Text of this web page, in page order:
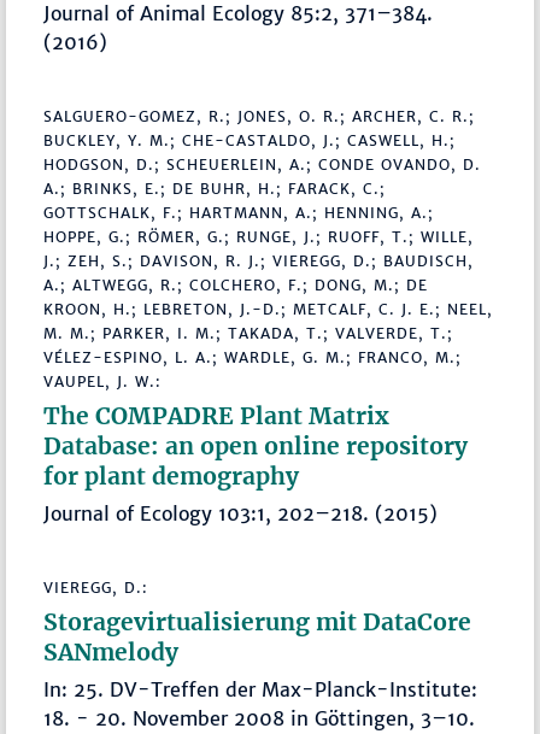
Journal of Animal Ecology 85:2, 371–384.
(2016)
SALGUERO-GOMEZ, R.; JONES, O. R.; ARCHER, C. R.;
BUCKLEY, Y. M.; CHE-CASTALDO, J.; CASWELL, H.;
HODGSON, D.; SCHEUERLEIN, A.; CONDE OVANDO, D.
A.; BRINKS, E.; DE BUHR, H.; FARACK, C.;
GOTTSCHALK, F.; HARTMANN, A.; HENNING, A.;
HOPPE, G.; RÖMER, G.; RUNGE, J.; RUOFF, T.; WILLE,
J.; ZEH, S.; DAVISON, R. J.; VIEREGG, D.; BAUDISCH,
A.; ALTWEGG, R.; COLCHERO, F.; DONG, M.; DE
KROON, H.; LEBRETON, J.-D.; METCALF, C. J. E.; NEEL,
M. M.; PARKER, I. M.; TAKADA, T.; VALVERDE, T.;
VÉLEZ-ESPINO, L. A.; WARDLE, G. M.; FRANCO, M.;
VAUPEL, J. W.:
The COMPADRE Plant Matrix
Database: an open online repository
for plant demography
Journal of Ecology 103:1, 202–218. (2015)
VIEREGG, D.:
Storagevirtualisierung mit DataCore
SANmelody
In: 25. DV-Treffen der Max-Planck-Institute:
18. - 20. November 2008 in Göttingen, 3–10.